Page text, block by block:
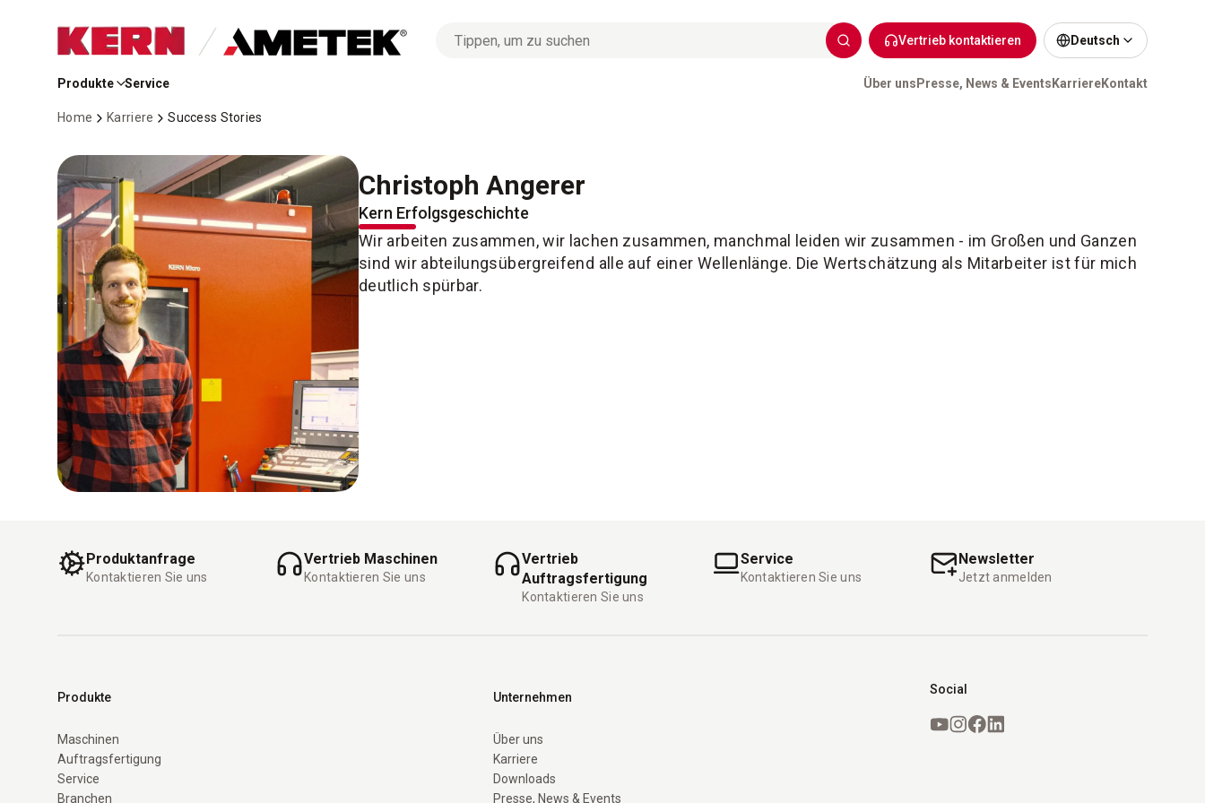
Skip
Main
options
Deutsch
Vertrieb kontaktieren
Produkte Service Über uns Presse, News & Events KarriereKontakt
Home Karriere Success Stories
Christoph Angerer
Kern Erfolgsgeschichte
Wir arbeiten zusammen, wir lachen zusammen, manchmal leiden wir zusammen - im Großen und Ganzen
sind wir abteilungsübergreifend alle auf einer Wellenlänge. Die Wertschätzung als Mitarbeiter ist für mich
deutlich spürbar.
Produktanfrage
Kontaktieren Sie uns
Vertrieb Maschinen
Kontaktieren Sie uns
Vertrieb
Auftragsfertigung
Kontaktieren Sie uns
Service
Kontaktieren Sie uns
Newsletter
Jetzt anmelden
Produkte
Maschinen
Auftragsfertigung
Service
Branchen
Unternehmen
Über uns
Karriere
Downloads
Presse, News & Events
Social